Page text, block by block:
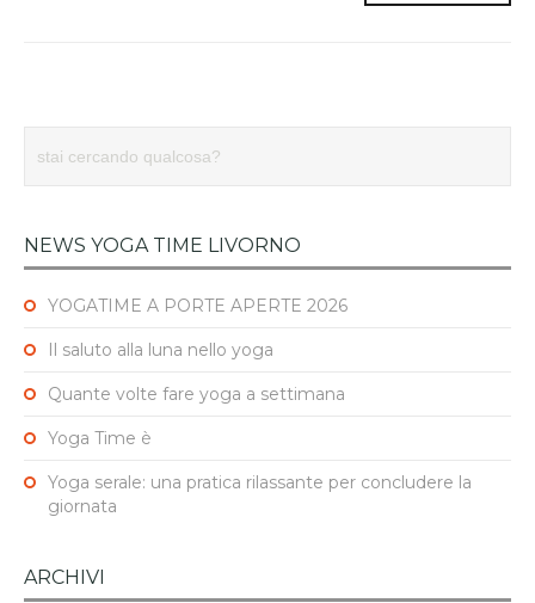
NEWS YOGA TIME LIVORNO
YOGATIME A PORTE APERTE 2026
Il saluto alla luna nello yoga
Quante volte fare yoga a settimana
Yoga Time è
Yoga serale: una pratica rilassante per concludere la
giornata
ARCHIVI